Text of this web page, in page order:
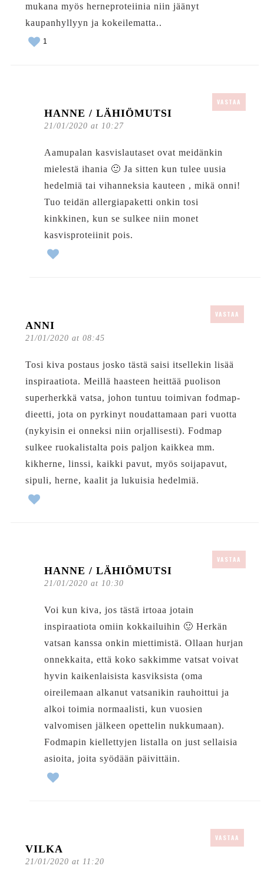
mukana myös herneproteiinia niin jäänyt
kaupanhyllyyn ja kokeilematta..
1
HANNE / LÄHIÖMUTSI
21/01/2020 at 10:27
VASTAA
Aamupalan kasvislautaset ovat meidänkin
mielestä ihania 🙂 Ja sitten kun tulee uusia
hedelmiä tai vihanneksia kauteen , mikä onni!
Tuo teidän allergiapaketti onkin tosi
kinkkinen, kun se sulkee niin monet
kasvisproteiinit pois.
ANNI
21/01/2020 at 08:45
VASTAA
Tosi kiva postaus josko tästä saisi itsellekin lisää
inspiraatiota. Meillä haasteen heittää puolison
superherkkä vatsa, johon tuntuu toimivan fodmap-
dieetti, jota on pyrkinyt noudattamaan pari vuotta
(nykyisin ei onneksi niin orjallisesti). Fodmap
sulkee ruokalistalta pois paljon kaikkea mm.
kikherne, linssi, kaikki pavut, myös soijapavut,
sipuli, herne, kaalit ja lukuisia hedelmiä.
HANNE / LÄHIÖMUTSI
21/01/2020 at 10:30
VASTAA
Voi kun kiva, jos tästä irtoaa jotain
inspiraatiota omiin kokkailuihin 🙂 Herkän
vatsan kanssa onkin miettimistä. Ollaan hurjan
onnekkaita, että koko sakkimme vatsat voivat
hyvin kaikenlaisista kasviksista (oma
oireilemaan alkanut vatsanikin rauhoittui ja
alkoi toimia normaalisti, kun vuosien
valvomisen jälkeen opettelin nukkumaan).
Fodmapin kiellettyjen listalla on just sellaisia
asioita, joita syödään päivittäin.
VILKA
21/01/2020 at 11:20
VASTAA